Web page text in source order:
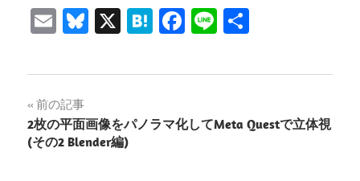
EmailBluesky
X Hatena
Facebook
Line
投
稿
前の記事
2枚の平面画像をパノラマ化してMeta Questで立体視
(その2 Blender編)